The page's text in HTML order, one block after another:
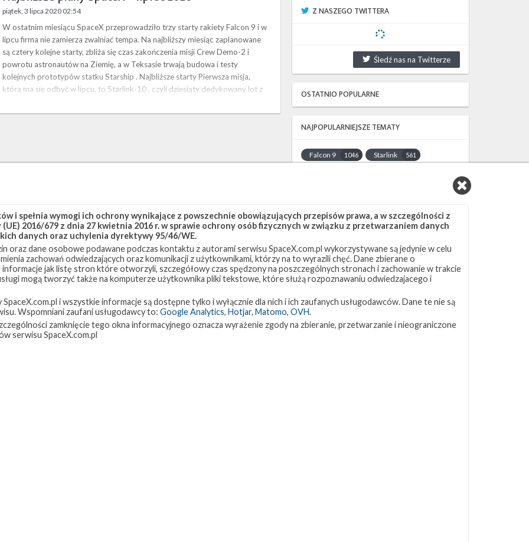
piątek, 3 lipca 2020 02:54
W ostatnim miesiącu SpaceX przeprowadziło trzy starty rakiety Falcon 9 i w
lipcu firma nie zamierza zwalniać tempa. Na najbliższy miesiąc zaplanowane
są cztery kolejne starty, zbliża się czas zakończenia misji Crew Demo-2 i
powrotu astronautów na Ziemię, a w Teksasie trwają budowa i testy
kolejnych prototypów statku Starship . Najbliższe starty Pierwsza misja,
która ma się odbyć w lipcu, to Starlink-10 , czyli dziesiąty dedykowany lot z
Z NASZEGO TWITTERA
Śledź nas na Twitterze
OSTATNIO POPULARNE
NAJPOPULARNIEJSZE TEMATY
Falcon 9 1046 Starlink 561
JRTI 214 ASOG 181
Starship 107 Landing Zone 1 96
Loty załogowe 95 ISS 93
ZAPRZYJAŹNIONE STRONY
Kosmogadka
i spełnia wymogi ich ochrony wynikające z powszechnie obowiązujących przepisów prawa, a w szczególności z
2016/679 z dnia 27 kwietnia 2016 r. w sprawie ochrony osób fizycznych w związku z przetwarzaniem danych
danych oraz uchylenia dyrektywy 95/46/WE.
oraz dane osobowe podawane podczas kontaktu z autorami serwisu SpaceX.com.pl wykorzystywane są jedynie w celu
zachowań odwiedzających oraz komunikacji z użytkownikami, którzy na to wyrazili chęć. Dane zbierane o
jak listę stron które otworzyli, szczegółowy czas spędzony na poszczególnych stronach i zachowanie w trakcie
mogą tworzyć także na komputerze użytkownika pliki tekstowe, które służą rozpoznawaniu odwiedzajacego i
i wszystkie informacje są dostępne tylko i wyłącznie dla nich i ich zaufanych usługodawców. Dane te nie są
Wspomniani zaufani usługodawcy to: Google Analytics, Hotjar, Matomo, OVH.
zamknięcie tego okna informacyjnego oznacza wyrażenie zgody na zbieranie, przetwarzanie i nieograniczone
serwisu SpaceX.com.pl